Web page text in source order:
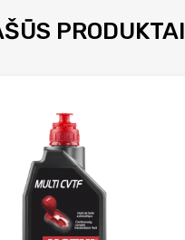
PRODUKTAI